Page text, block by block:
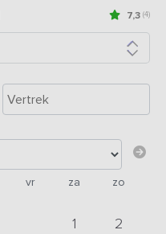
7,3 (4)
vr za zo
1 2